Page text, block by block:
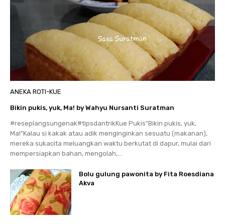
ANEKA ROTI-KUE
Bikin pukis, yuk, Ma! by Wahyu Nursanti Suratman
#reseplangsungenak#tipsdantrikKue Pukis"Bikin pukis, yuk,
Ma!"Kalau si kakak atau adik menginginkan sesuatu (makanan),
mereka sukacita meluangkan waktu berkutat di dapur, mulai dari
mempersiapkan bahan, mengolah,...
Bolu gulung pawonita by Fita Roesdiana
Akva